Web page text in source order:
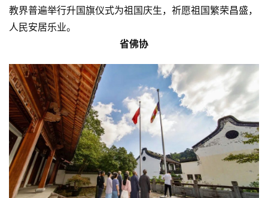
教界普遍举行升国旗仪式为祖国庆生，祈愿祖国繁荣昌盛，
人民安居乐业。
省佛协